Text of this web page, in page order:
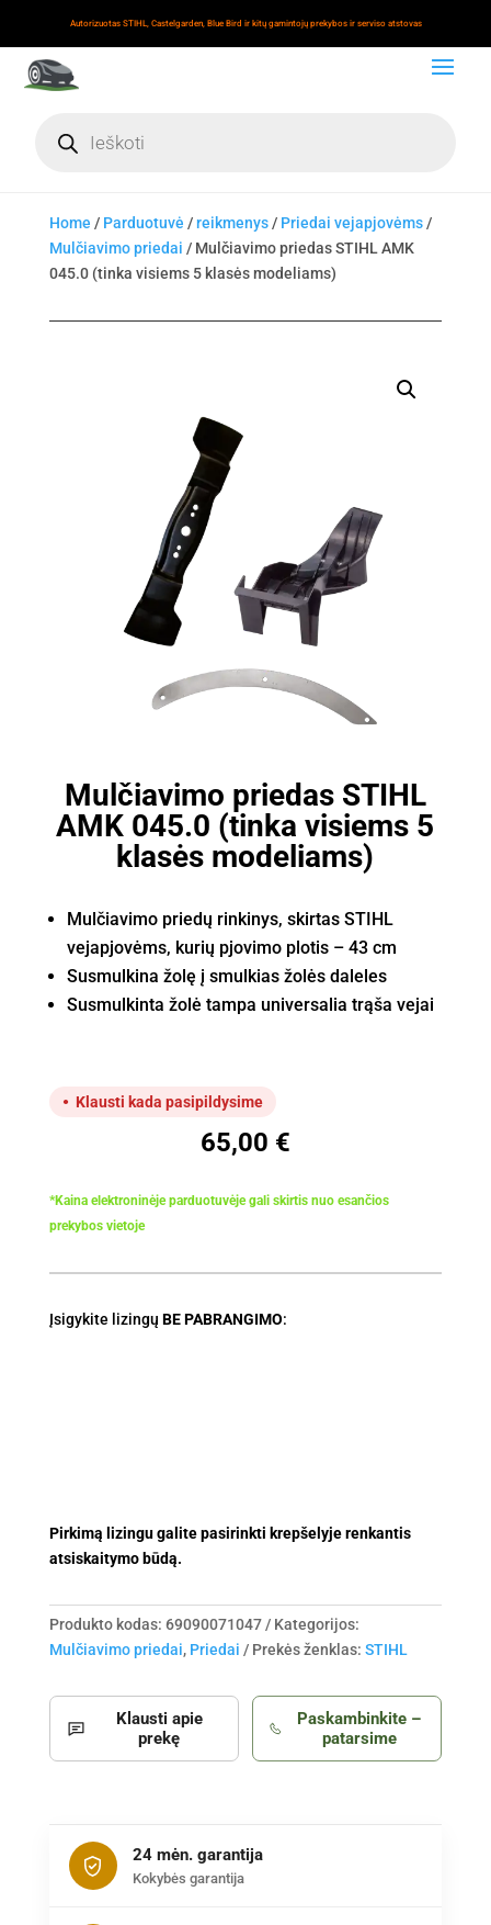
Autorizuotas STIHL, Castelgarden, Blue Bird ir kitų gamintojų prekybos ir serviso atstovas
search
Home / Parduotuvė /reikmenys/ Priedai vejapjovėms/
Mulčiavimo priedai / Mulčiavimo priedas STIHL AMK
045.0 (tinka visiems 5 klasės modeliams)
Mulčiavimo priedas STIHL
AMK 045.0 (tinka visiems 5
klasės modeliams)
Mulčiavimo priedų rinkinys, skirtas STIHL
vejapjovėms, kurių pjovimo plotis – 43 cm
Susmulkina žolę į smulkias žolės daleles
Susmulkinta žolė tampa universalia trąša vejai
Klausti kada pasipildysime
65,00 €
*Kaina elektroninėje parduotuvėje gali skirtis nuo esančios
prekybos vietoje
Įsigykite lizingų BE PABRANGIMO:
Pirkimą lizingu galite pasirinkti krepšelyje renkantis
atsiskaitymo būdą.
Produkto kodas: 69090071047
Kategorijos:
Mulčiavimo priedai, Priedai Prekės ženklas: STIHL
Klausti apie
prekę
Paskambinkite –
patarsime
24 mėn. garantija
Kokybės garantija